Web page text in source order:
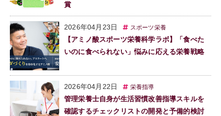
賞
2026年04月23日 スポーツ栄養
【アミノ酸スポーツ栄養科学ラボ】「食べた
いのに食べられない」悩みに応える栄養戦略
2026年04月22日 栄養指導
管理栄養士自身が生活習慣改善指導スキルを
確認するチェックリストの開発と予備的検討